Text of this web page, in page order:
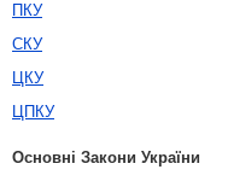
ПКУ
СКУ
ЦКУ
ЦПКУ
Основні Закони України